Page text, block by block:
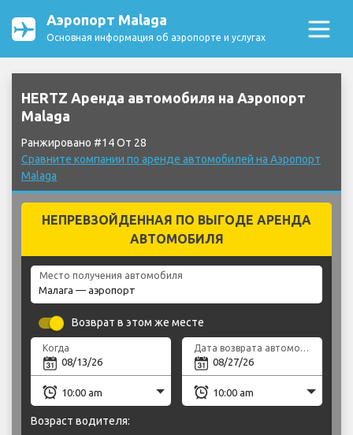
Аэропорт Malaga
Основная информация об аэропорте и услугах
HERTZ Аренда автомобиля на Аэропорт
Malaga
Ранжировано #14 От 28
Сравните компании по аренде автомобилей на Аэропорт
Malaga
НЕПРЕВЗОЙДЕННАЯ ПО ВЫГОДЕ АРЕНДА
АВТОМОБИЛЯ
Место получения автомобиля
Возврат в этом же месте
Когда Дата возврата автомобиля
Возраст водителя: